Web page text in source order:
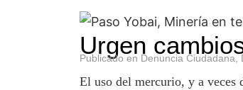
Urgen
Publicado en Denuncia Ciudadana
El uso del mercurio, y a veces